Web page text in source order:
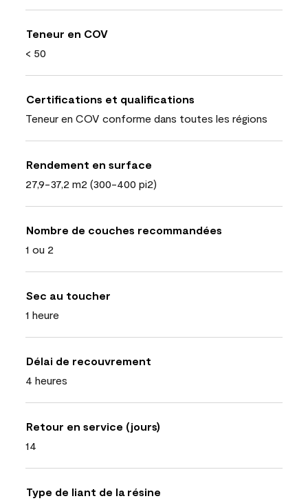
Teneur en COV
< 50
Certifications et qualifications
Teneur en COV conforme dans toutes les régions
Rendement en surface
27,9-37,2 m2 (300-400 pi2)
Nombre de couches recommandées
1 ou 2
Sec au toucher
1 heure
Délai de recouvrement
4 heures
Retour en service (jours)
14
Type de liant de la résine